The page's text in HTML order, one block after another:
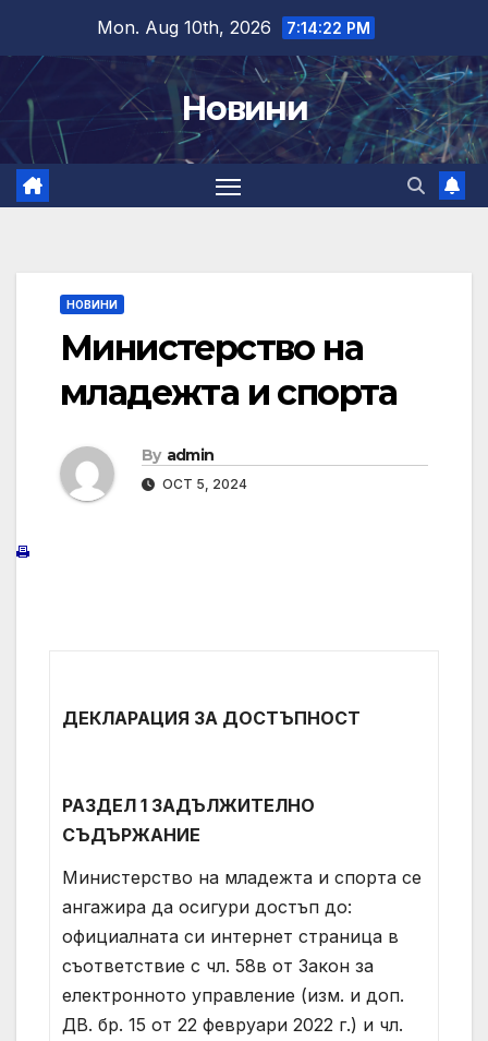
content
Mon. Aug 10th, 2026 7:14:23 PM
Новини
НОВИНИ
Министерство на
младежта и спорта
By admin
OCT 5, 2024
ДЕКЛАРАЦИЯ ЗА ДОСТЪПНОСТ
РАЗДЕЛ 1 ЗАДЪЛЖИТЕЛНО
СЪДЪРЖАНИЕ
Министерство на младежта и спорта се
ангажира да осигури достъп до:
официалната си интернет страница в
съответствие с чл. 58в от Закон за
електронното управление (изм. и доп.
ДВ. бр. 15 от 22 февруари 2022 г.) и чл.